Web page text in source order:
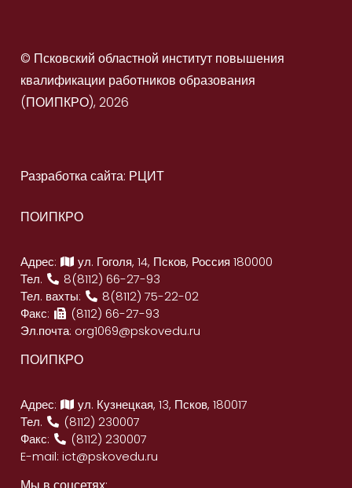
© Псковский областной институт повышения
квалификации работников образования
(ПОИПКРО), 2026
Разработка сайта: РЦИТ
ПОИПКРО
Адрес:
ул. Гоголя, 14, Псков, Россия 180000
Тел.
8(8112) 66-27-93
Тел. вахты:
8(8112) 75-22-02
Факс:
(8112) 66-27-93
Эл.почта: org1069@pskovedu.ru
ПОИПКРО
Адрес:
ул. Кузнецкая, 13, Псков, 180017
Тел.
(8112) 230007
Факс:
(8112) 230007
E-mail:ict@pskovedu.ru